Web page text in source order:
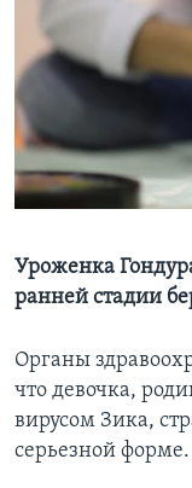
Learning English
СОЦИАЛЬНЫЕ СЕТИ
Уроженка
ранней стадии
Органы
что девочка,
вирусом Зика,
серьезной форме.